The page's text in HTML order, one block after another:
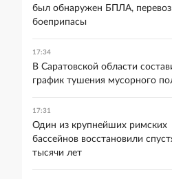
был обнаружен БПЛА,
боеприпасы
17:34
В Саратовской области
график тушения мусорного
17:31
Один из крупнейших римских
бассейнов восстановили
тысячи лет